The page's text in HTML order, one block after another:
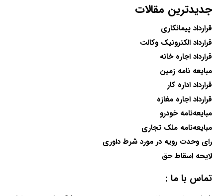
جدیدترین مقالات
قرارداد پیمانکاری
قرارداد الکترونیک وکالت
قرارداد اجاره خانه
مبایعه نامه زمین
قرارداد اداره کار
قرارداد اجاره مغازه
مبایعه‌نامه خودرو
مبایعه‌نامه ملک تجاری
رای وحدت رویه در مورد شرط داوری
لایحه اسقاط حق
تماس با ما :